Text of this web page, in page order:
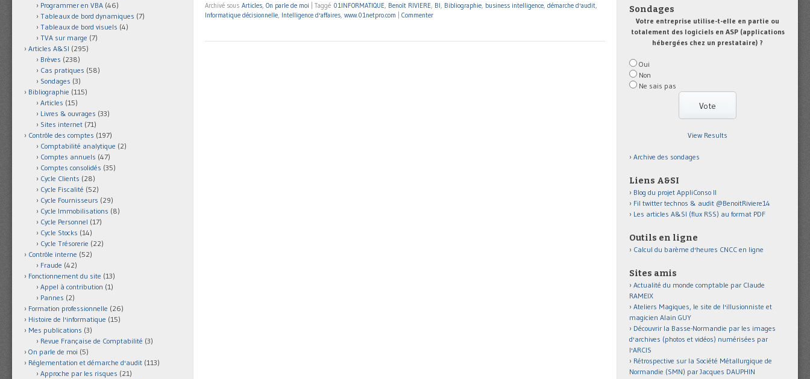
Archivé sous Articles, On parle de moi Taggé 01INFORMATIQUE, Benoît RIVIERE, BI, Bibliographie, business intelligence, démarche d'audit,
Informatique décisionnelle, Intelligence d'affaires, www.01netpro.com Commenter
Programmer en VBA (46)
Tableaux de bord dynamiques (7)
Tableaux de bord visuels (4)
TVA sur marge (7)
Articles A&SI (295)
Brèves (238)
Cas pratiques (58)
Sondages (3)
Bibliographie (115)
Articles (15)
Livres & ouvrages (33)
Sites internet (71)
Contrôle des comptes (197)
Comptabilité analytique (2)
Comptes annuels (47)
Comptes consolidés (35)
Cycle Clients (28)
Cycle Fiscalité (52)
Cycle Fournisseurs (29)
Cycle Immobilisations (8)
Cycle Personnel (17)
Cycle Stocks (14)
Cycle Trésorerie (22)
Contrôle interne (52)
Fraude (42)
Fonctionnement du site (13)
Appel à contribution (1)
Pannes (2)
Formation professionnelle (26)
Histoire de l'informatique (15)
Mes publications (3)
Revue Française de Comptabilité (3)
On parle de moi (5)
Réglementation et démarche d'audit (113)
Approche par les risques (21)
Sondages
Votre entreprise utilise-t-elle en partie ou
totalement des logiciels en ASP (applications
hébergées chez un prestataire) ?
Oui
Non
Ne sais pas
View Results
Archive des sondages
Liens A&SI
Blog du projet AppliConso II
Fil twitter technos & audit @BenoitRiviere14
Les articles A&SI (flux RSS) au format PDF
Outils en ligne
Calcul du barème d'heures CNCC en ligne
Sites amis
Actualité du monde comptable par Claude
RAMEIX
Ateliers Magiques, le site de l'illusionniste et
magicien Alain GUY
Découvrir la Basse-Normandie par les images
d'archives (photos et vidéos) numérisées par
l'ARCIS
Rétrospective sur la Société Métallurgique de
Normandie (SMN) par Jacques DAUPHIN